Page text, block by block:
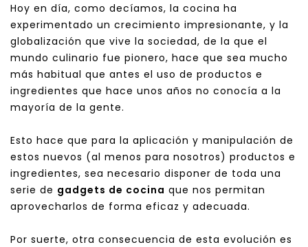
Hoy en día, como decíamos, la cocina ha
experimentado un crecimiento impresionante, y la
globalización que vive la sociedad, de la que el
mundo culinario fue pionero, hace que sea mucho
más habitual que antes el uso de productos e
ingredientes que hace unos años no conocía a la
mayoría de la gente.
Esto hace que para la aplicación y manipulación de
estos nuevos (al menos para nosotros) productos e
ingredientes, sea necesario disponer de toda una
serie de gadgets de cocina que nos permitan
aprovecharlos de forma eficaz y adecuada.
Por suerte, otra consecuencia de esta evolución es